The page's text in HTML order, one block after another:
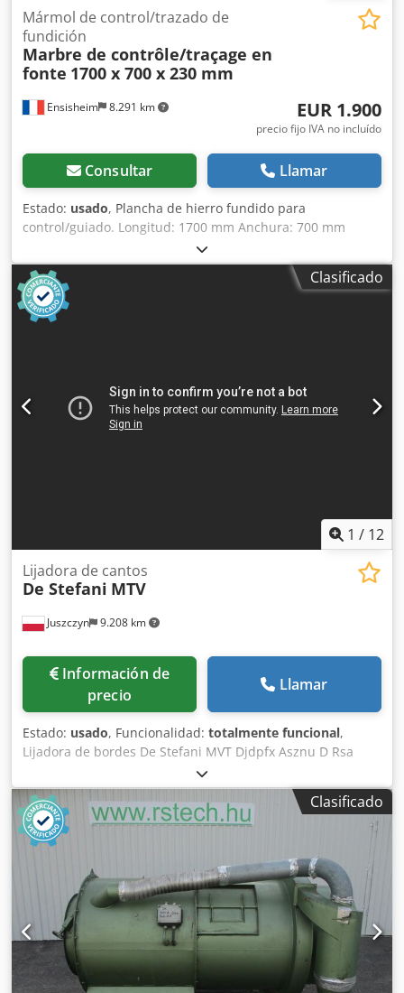
Ensisheim 8.291 km
Mármol de control/trazado de
fundición
Marbre de contrôle/traçage en
fonte 1700 x 700 x 230 mm
EUR 1.900
precio fijo IVA no incluído
Consultar Llamar
Estado: usado, Plancha de hierro fundido para
control/guiado. Longitud: 1700 mm Anchura: 700 mm
Grosor: 230 mm Altura sobre los apoyos: 940 mm
Dcedpfjzqzy Djx Aa Esk Peso: 0,8 toneladas
Clasificado
1 / 12
Juszczyn 9.208 km
Lijadora de cantos
De Stefani MTV
Información de
precio
Llamar
Estado: usado, Funcionalidad: totalmente funcional,
Lijadora de bordes De Stefani MVT Djdpfx Asznu D Rsa
Eeck 1 unidad de lijado Altura máxima de la pieza: 100 mm
Motor de la unidad de lijado: 2,5 kW Unidad de lijado con
sistema de autoafilado Ajuste manual de la unidad de
lijado Ajuste manual del ángulo de la unidad Unidad de
lijado con oscilación Velocidad de avance regulable
mediante variador Motor de avance de 0,74 kW
Clasificado